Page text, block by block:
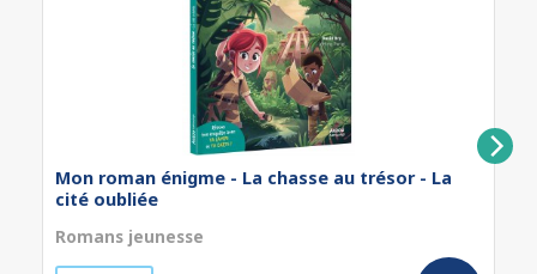
Mon roman énigme - La chasse au trésor - La
cité oubliée
Romans jeunesse